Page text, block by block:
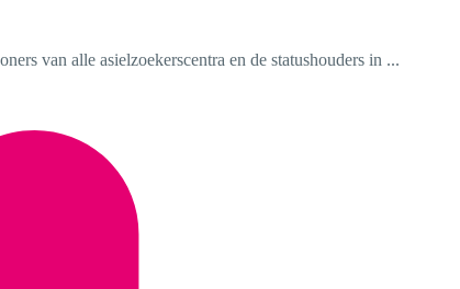
van alle asielzoekerscentra en de statushouders in ...